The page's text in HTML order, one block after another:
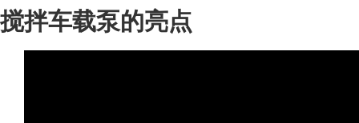
搅拌车载泵的亮点